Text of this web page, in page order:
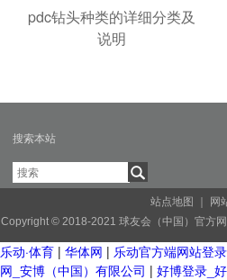
pdc钻头种类的详细分类及
说明
搜索本站
站点地图
网
Copyright © 2018-2021 球友会（中国）官方网
乐动·体育 | 华体网 | 乐动官方端网站登
网_安博（中国）有限公司 | 好博登录_好